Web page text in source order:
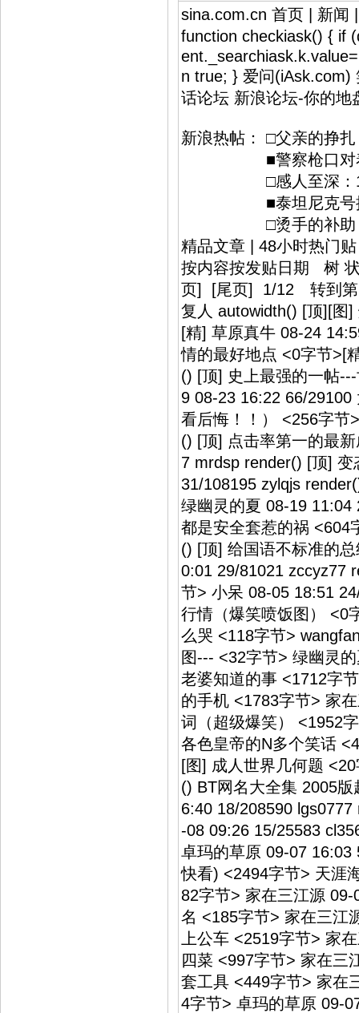
sina.com.cn 首页 | 新闻
function checkiask() { if
n true; } 爱问(iAsk.com)
话论坛 新浪论坛-你的
新浪热帖： □父亲的
■警察枪口对着谁
□感人至深：18年
■泰坦尼克号揭秘：
□烫手的补助：贫
精品文章 | 48小时热门
按内容按发贴日期 树
页] [尾页] 1/12 转
复人 autowidth() [顶][图
[精] 草原真牛 08-24
情的最好地点 <0字节>[
() [顶] 史上最强的一帖
9 08-23 16:22 66/
看后悔！！） <256字节
() [顶] 点击率第一的最
7 mrdsp render() [顶]
31/108195 zylqjs
绿幽灵的夏 08-19
都是安全套惹的祸 <604
() [顶] 给国语不标准的
0:01 29/81021 zccyz77
节> 小呆 08-05 18:51
行情（爆笑喷饭图） <0
么哭 <118字节>
图--- <32字节> 绿幽灵
老婆知道的事 <1712字
的手机 <1783字节> 家
词（超级爆笑） <1952
各色皇帝的N多个笑话
[图] 成人世界几何题
() BT网名大全集 2005
6:40 18/208590
-08 09:26 15/25583
卓玛的草原 09-07
快看) <2494字节> 天涯
82字节> 家在三江源
名 <185字节> 家在三江
上公车 <2519字节> 家
四菜 <997字节> 家在三
套工具 <449字节> 家在
4字节> 卓玛的草原 09-